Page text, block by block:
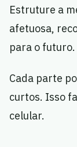
Estruture a
afetuosa,
para o futuro.
Cada parte
curtos. Isso
celular.